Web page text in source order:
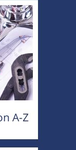
A-Z